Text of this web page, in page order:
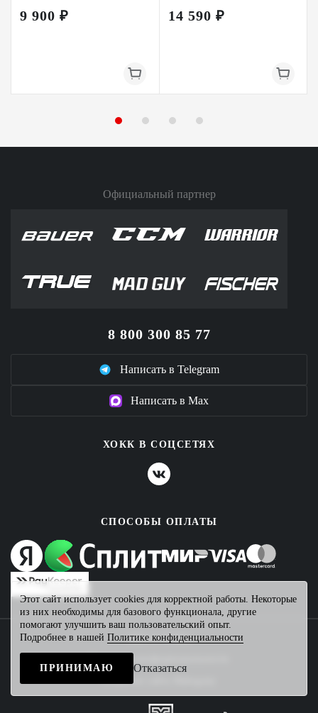
9 900 ₽ 14 590 ₽
Официальный партнер
8 800 300 85 77
Написать в Telegram
Написать в Max
ХОКК В СОЦСЕТЯХ
СПОСОБЫ ОПЛАТЫ
2026 © ХОКК
Создание сайта
Этот сайт использует cookies для корректной работы. Некоторые
из них необходимы для базового функционала, другие
помогают улучшить ваш пользовательский опыт.
Подробнее в нашей Политике конфиденциальности
ПРИНИМАЮ Отказаться